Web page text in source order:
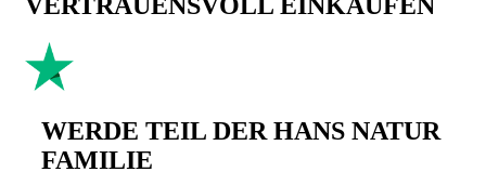
VERTRAUENSVOLL EINKAUFEN
WERDE TEIL DER HANS NATUR
FAMILIE